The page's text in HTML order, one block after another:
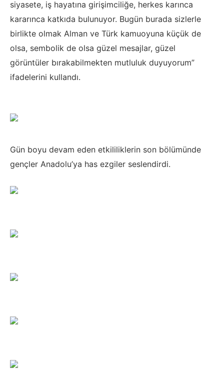
siyasete, iş hayatına girişimciliğe, herkes karınca
kararınca katkıda bulunuyor. Bugün burada sizlerle
birlikte olmak Alman ve Türk kamuoyuna küçük de
olsa, sembolik de olsa güzel mesajlar, güzel
görüntüler bırakabilmekten mutluluk duyuyorum”
ifadelerini kullandı.
Gün boyu devam eden etkililiklerin son bölümünde
gençler Anadolu’ya has ezgiler seslendirdi.